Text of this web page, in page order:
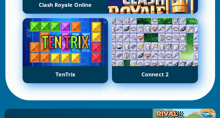
Clash Royale Online
TenTrix Connect 2